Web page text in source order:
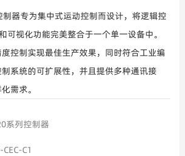
器专为集中式运动控制而设计，将逻辑控
可视化功能完美整合于一个单一设备中。
控制实现最佳生产效果，同时符合工业编
系统的可扩展性，并且提供多种通讯接
需求。
系列控制器
C1